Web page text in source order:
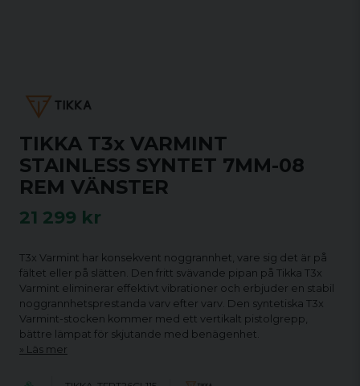
TIKKA T3x VARMINT
STAINLESS SYNTET 7MM-08
REM VÄNSTER
21 299 kr
T3x Varmint har konsekvent noggrannhet, vare sig det är på
fältet eller på slätten. Den fritt svävande pipan på Tikka T3x
Varmint eliminerar effektivt vibrationer och erbjuder en stabil
noggrannhetsprestanda varv efter varv. Den syntetiska T3x
Varmint-stocken kommer med ett vertikalt pistolgrepp,
bättre lämpat för skjutande med benägenhet.
Läs mer